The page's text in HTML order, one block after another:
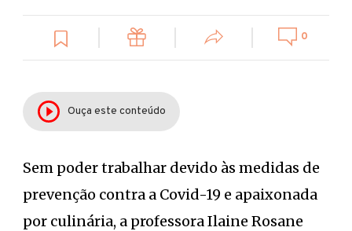
0
Ouça este conteúdo
Sem poder trabalhar devido às medidas de
prevenção contra a Covid-19 e apaixonada
por culinária, a professora Ilaine Rosane